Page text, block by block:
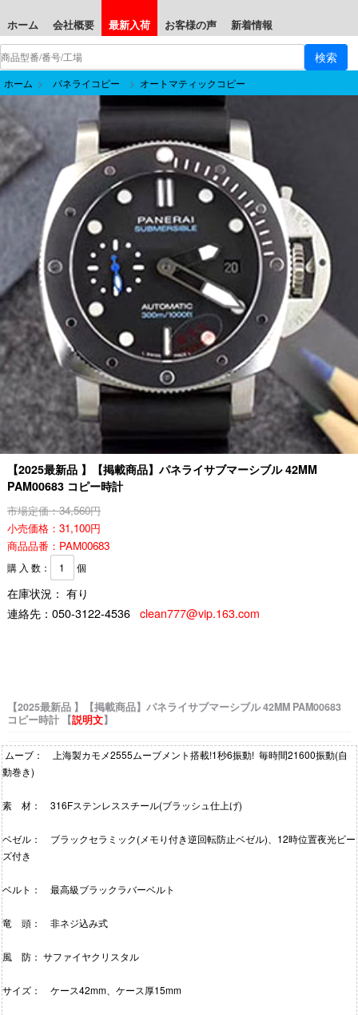
ホーム 会社概要 最新入荷 お客様の声 新着情報
ホーム > パネライコピー > オートマティックコピー
【2025最新品 】【掲載商品】パネライサブマーシブル 42MM
PAM00683 コピー時計
市場定価：34,560円
小売価格：31,100円
商品品番：PAM00683
購 入 数： 個
在庫状況： 有り
連絡先： 050-3122-4536 clean777@vip.163.com
【2025最新品 】【掲載商品】パネライサブマーシブル 42MM PAM00683
コピー時計 【説明文】
ムーブ： 上海製カモメ2555ムーブメント搭載!1秒6振動! 毎時間21600振動(自
動巻き)
素 材： 316Fステンレススチール(ブラッシュ仕上げ)
ベゼル： ブラックセラミック(メモり付き逆回転防止ベゼル)、12時位置夜光ビー
ズ付き
ベルト： 最高級ブラックラバーベルト
竜 頭： 非ネジ込み式
風 防： サファイヤクリスタル
サイズ： ケース42mm、ケース厚15mm